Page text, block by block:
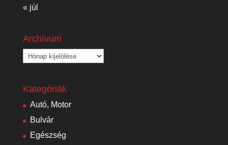
« júl
Archívum
Archívum
Kategóriák
Autó, Motor
Bulvár
Egészség